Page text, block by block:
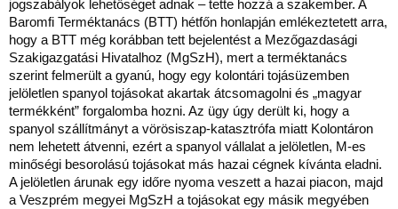
jogszabályok lehetőséget adnak – tette hozzá a szakember. A
Baromfi Terméktanács (BTT) hétfőn honlapján emlékeztetett arra,
hogy a BTT még korábban tett bejelentést a Mezőgazdasági
Szakigazgatási Hivatalhoz (MgSzH), mert a terméktanács
szerint felmerült a gyanú, hogy egy kolontári tojásüzemben
jelöletlen spanyol tojásokat akartak átcsomagolni és „magyar
termékként” forgalomba hozni. Az ügy úgy derült ki, hogy a
spanyol szállítmányt a vörösiszap-katasztrófa miatt Kolontáron
nem lehetett átvenni, ezért a spanyol vállalat a jelöletlen, M-es
minőségi besorolású tojásokat más hazai cégnek kívánta eladni.
A jelöletlen árunak egy időre nyoma veszett a hazai piacon, majd
a Veszprém megyei MgSzH a tojásokat egy másik megyében